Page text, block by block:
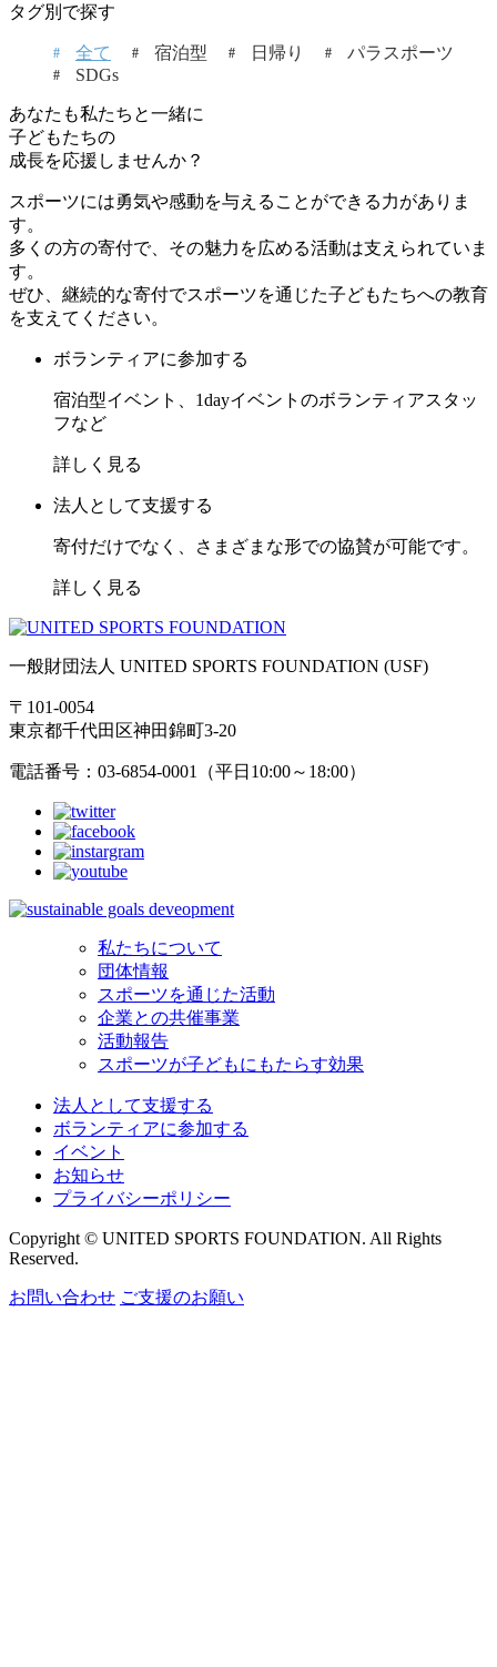
タグ別で探す
全て 宿泊型 日帰り
パラスポーツ
SDGs
あなたも私たちと一緒に
子どもたちの
成長を応援しませんか？
スポーツには勇気や感動を与えることができる力がありま
す。
多くの方の寄付で、その魅力を広める活動は支えられていま
す。
ぜひ、継続的な寄付でスポーツを通じた子どもたちへの教育
を支えてください。
ボランティアに参加する
宿泊型イベント、1dayイベントのボランティアスタッ
フなど
詳しく見る
法人として支援する
寄付だけでなく、さまざまな形での協賛が可能です。
詳しく見る
一般財団法人 UNITED SPORTS FOUNDATION (USF)
〒101-0054
東京都千代田区神田錦町3-20
電話番号：03-6854-0001（平日10:00～18:00）
私たちについて
団体情報
スポーツを通じた活動
企業との共催事業
活動報告
スポーツが子どもにもたらす効果
法人として支援する
ボランティアに参加する
イベント
お知らせ
プライバシーポリシー
Copyright © UNITED SPORTS FOUNDATION. All Rights
Reserved.
お問い合わせ ご支援のお願い